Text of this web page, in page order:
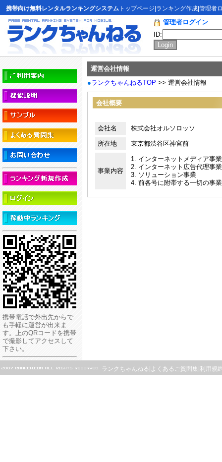
携帯向け無料レンタルランキングシステム トップページ ランキング作成 管理者
管理者ログイン
ID:
携帯電話で外出先からで
も手軽に運営が出来ま
す。上のQRコードを携帯
で撮影してアクセスして
下さい。
運営会社情報
●ランクちゃんねるTOP >> 運営会社情報
会社概要
会社名 株式会社オルソロッソ
所在地 東京都渋谷区神宮前
事業内容
1. インターネットメディア事業
2. インターネット広告代理事業
3. ソリューション事業
4. 前各号に附帯する一切の事業
ランクちゃんねる よくあるご質問集 利用規